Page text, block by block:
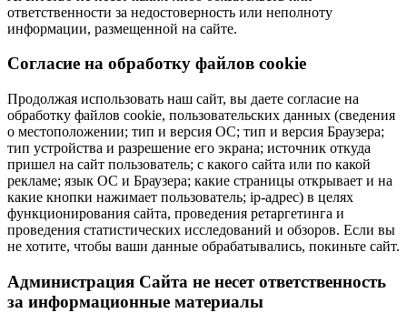
ответственности за недостоверность или неполноту
информации, размещенной на сайте.
Cогласие на обработку файлов cookie
Продолжая использовать наш сайт, вы даете согласие на
обработку файлов cookie, пользовательских данных (сведения
о местоположении; тип и версия ОС; тип и версия Браузера;
тип устройства и разрешение его экрана; источник откуда
пришел на сайт пользователь; с какого сайта или по какой
рекламе; язык ОС и Браузера; какие страницы открывает и на
какие кнопки нажимает пользователь; ip-адрес) в целях
функционирования сайта, проведения ретаргетинга и
проведения статистических исследований и обзоров. Если вы
не хотите, чтобы ваши данные обрабатывались, покиньте сайт.
Администрация Сайта не несет ответственность
за информационные материалы